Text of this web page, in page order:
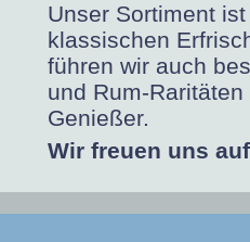
Unser Sortiment
klassischen
führen wir auch
und Rum-
Genießer.
Wir freuen uns